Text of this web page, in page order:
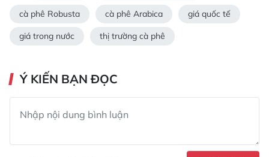
cà phê Robusta cà phê Arabica giá quốc tế
giá trong nước thị trường cà phê
Ý KIẾN BẠN ĐỌC